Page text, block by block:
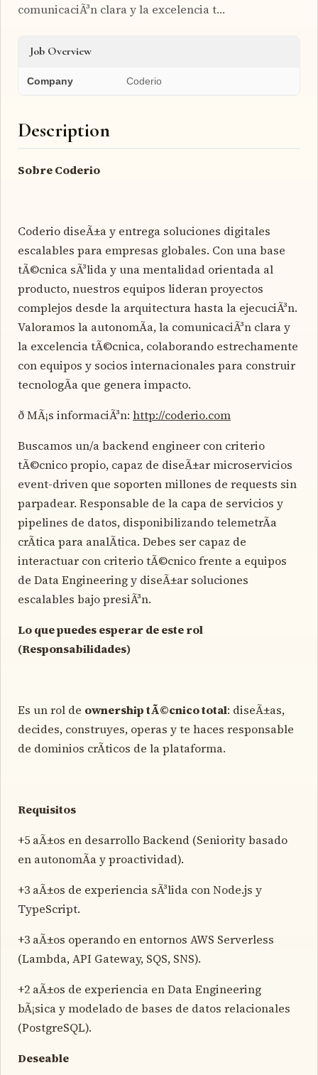
comunicaciÃ³n clara y la excelencia t…
Job Overview
Company Coderio
Description
Sobre Coderio
Coderio diseÃ±a y entrega soluciones digitales
escalables para empresas globales. Con una base
tÃ©cnica sÃ³lida y una mentalidad orientada al
producto, nuestros equipos lideran proyectos
complejos desde la arquitectura hasta la ejecuciÃ³n.
Valoramos la autonomÃ­a, la comunicaciÃ³n clara y
la excelencia tÃ©cnica, colaborando estrechamente
con equipos y socios internacionales para construir
tecnologÃ­a que genera impacto.
ð MÃ¡s informaciÃ³n: http://coderio.com
Buscamos un/a backend engineer con criterio
tÃ©cnico propio, capaz de diseÃ±ar microservicios
event-driven que soporten millones de requests sin
parpadear. Responsable de la capa de servicios y
pipelines de datos, disponibilizando telemetrÃ­a
crÃ­tica para analÃ­tica. Debes ser capaz de
interactuar con criterio tÃ©cnico frente a equipos
de Data Engineering y diseÃ±ar soluciones
escalables bajo presiÃ³n.
Lo que puedes esperar de este rol
(Responsabilidades)
Es un rol de ownership tÃ©cnico total: diseÃ±as,
decides, construyes, operas y te haces responsable
de dominios crÃ­ticos de la plataforma.
Requisitos
+5 aÃ±os en desarrollo Backend (Seniority basado
en autonomÃ­a y proactividad).
+3 aÃ±os de experiencia sÃ³lida con Node.js y
TypeScript.
+3 aÃ±os operando en entornos AWS Serverless
(Lambda, API Gateway, SQS, SNS).
+2 aÃ±os de experiencia en Data Engineering
bÃ¡sica y modelado de bases de datos relacionales
(PostgreSQL).
Deseable